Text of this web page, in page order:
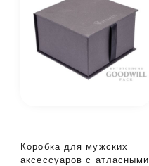
Коробка для мужских
аксессуаров с атласными